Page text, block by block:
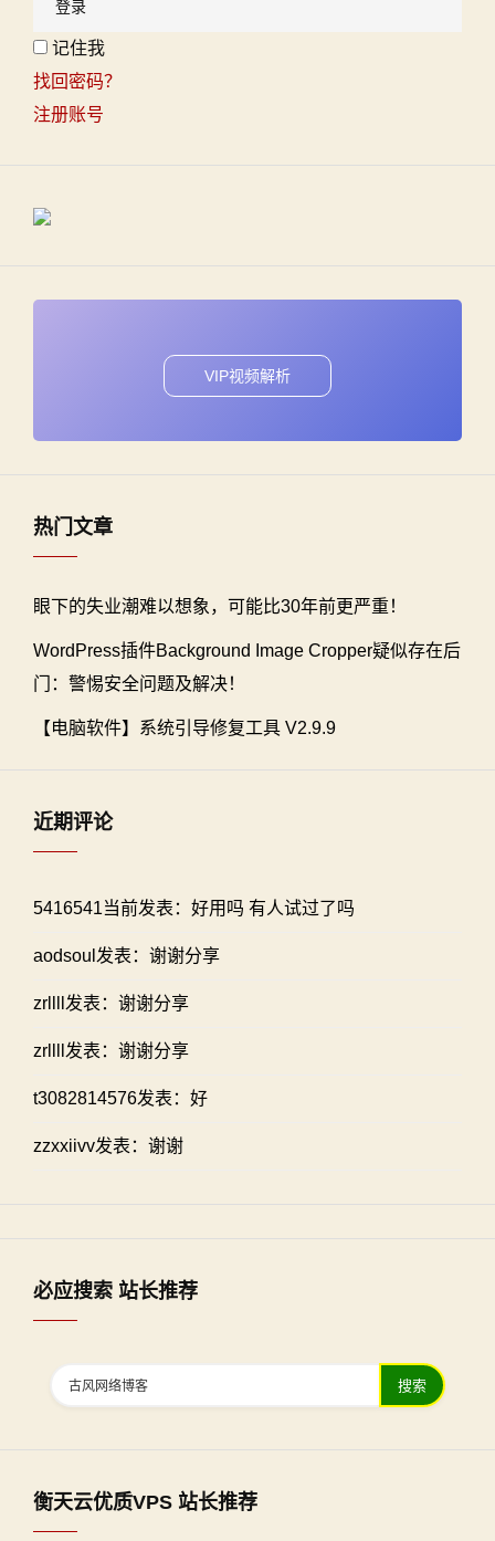
记住我
找回密码？
注册账号
VIP视频解析
热门文章
眼下的失业潮难以想象，可能比30年前更严重！
WordPress插件Background Image Cropper疑似存在后
门：警惕安全问题及解决！
【电脑软件】系统引导修复工具 V2.9.9
近期评论
5416541当前发表：好用吗 有人试过了吗
aodsoul发表：谢谢分享
zrllll发表：谢谢分享
zrllll发表：谢谢分享
t3082814576发表：好
zzxxiivv发表：谢谢
必应搜索 站长推荐
搜索
衡天云优质VPS 站长推荐